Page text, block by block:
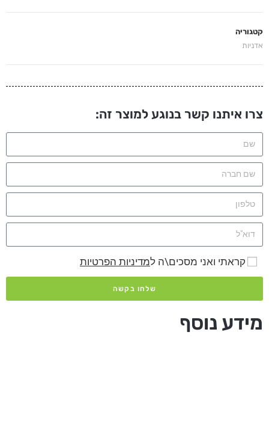
קטגוריה
אדניות
צרו איתנו קשר בנוגע למוצר זה:
קראתי ואני מסכים\ה למדיניות הפרטיות
שלחו בקשה
מידע נוסף